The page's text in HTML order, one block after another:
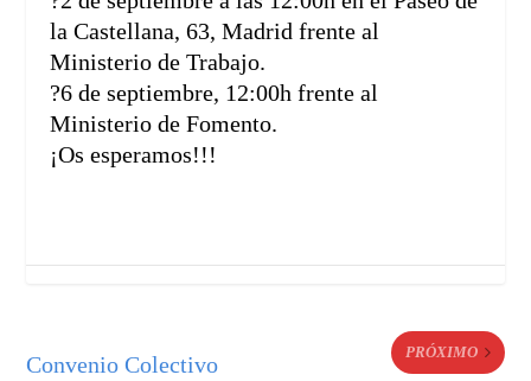
la Castellana, 63, Madrid frente al
Ministerio de Trabajo.
?6 de septiembre, 12:00h frente al
Ministerio de Fomento.
¡Os esperamos!!!
Convenio Colectivo
PRÓXIMO